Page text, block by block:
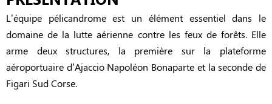
L’équipe pélicandrome est un élément essentiel dans le
domaine de la lutte aérienne contre les feux de forêts. Elle
arme deux structures, la première sur la plateforme
aéroportuaire d’Ajaccio Napoléon Bonaparte et la seconde de
Figari Sud Corse.